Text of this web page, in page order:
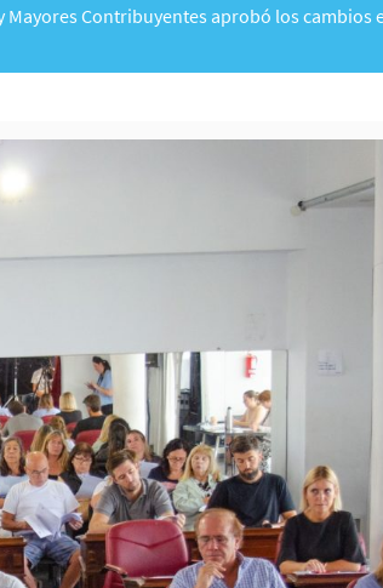
Mayores Contribuyentes aprobó los cambios